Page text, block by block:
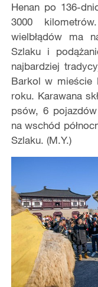
Henan po 136-
3000
wielbłądów ma
Szlaku i
najbardziej
Barkol w mieście
roku. Karawana
psów, 6
na wschód
Szlaku. (M.Y.)